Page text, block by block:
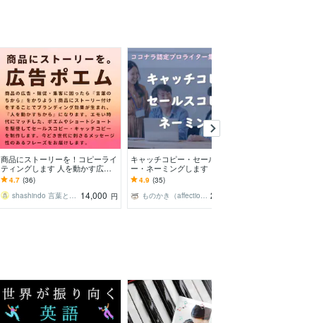
商品にストーリーを！コピーライ
ティングします 人を動かす広告
キャッチコピーを今どきなポエム
で書く
4.7 (36)
shashindo 言葉と手書き文字 14,000 円
キャッチコピー・セールスコピ
ー・ネーミングします 【５案提
案】プロライター集団による安心
のコピーライティング！
4.9 (35)
ものかき（affection） 20,000